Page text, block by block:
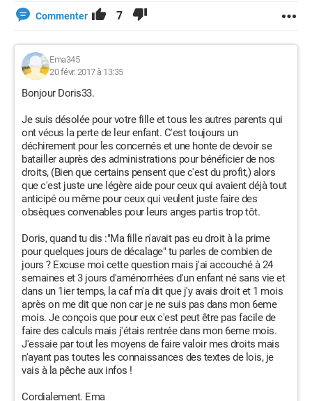
Commenter 7
Ema345
20 févr. 2017 à 13:35
Bonjour Doris33.
Je suis désolée pour votre fille et tous les autres parents qui
ont vécus la perte de leur enfant. C'est toujours un
déchirement pour les concernés et une honte de devoir se
batailler auprès des administrations pour bénéficier de nos
droits, (Bien que certains pensent que c'est du profit,) alors
que c'est juste une légère aide pour ceux qui avaient déjà tout
anticipé ou même pour ceux qui veulent juste faire des
obsèques convenables pour leurs anges partis trop tôt.
Doris, quand tu dis :"Ma fille n'avait pas eu droit à la prime
pour quelques jours de décalage" tu parles de combien de
jours ? Excuse moi cette question mais j'ai accouché à 24
semaines et 3 jours d'aménorrhées d'un enfant né sans vie et
dans un 1ier temps, la caf m'a dit que j'y avais droit et 1 mois
après on me dit que non car je ne suis pas dans mon 6eme
mois. Je conçois que pour eux c'est peut être pas facile de
faire des calculs mais j'étais rentrée dans mon 6eme mois.
J'essaie par tout les moyens de faire valoir mes droits mais
n'ayant pas toutes les connaissances des textes de lois, je
vais à la pêche aux infos !
Cordialement. Ema